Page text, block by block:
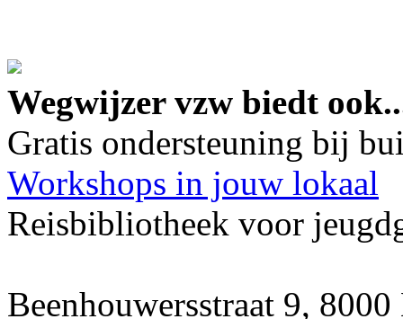
Wegwijzer vzw biedt
Gratis ondersteuning bij
Workshops in jouw lokaal
Reisbibliotheek voor
Beenhouwersstraat 9,